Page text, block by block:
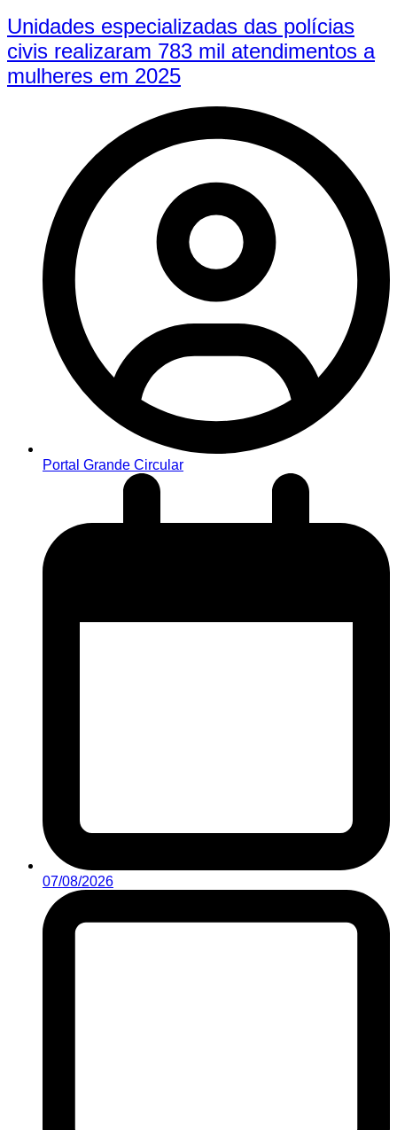
Unidades especializadas das polícias
civis realizaram 783 mil atendimentos a
mulheres em 2025
Portal Grande Circular
07/08/2026